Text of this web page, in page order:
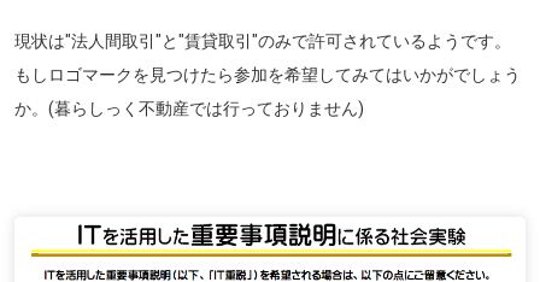
現状は"法人間取引"と"賃貸取引"のみで許可されているようです。
もしロゴマークを見つけたら参加を希望してみてはいかがでしょう
か。(暮らしっく不動産では行っておりません)